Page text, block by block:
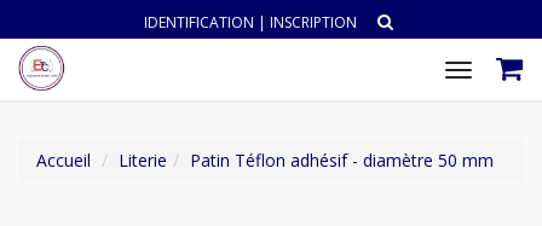
IDENTIFICATION | INSCRIPTION
Toggle
Accueil Literie Patin Téflon adhésif - diamètre 50 mm